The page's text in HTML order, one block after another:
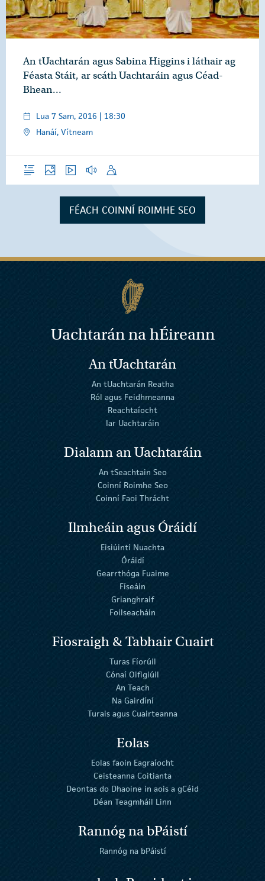
An tUachtarán agus Sabina Higgins i láthair ag
Féasta Stáit, ar scáth Uachtaráin agus Céad-
Bhean…
Lua 7 Sam, 2016 | 18:30
Hanáí, Vítneam
ForléargasGrianghraif
Físeáin Gearrthóga Fuaime
Óraid
FÉACH COINNÍ ROIMHE SEO
Uachtarán nahÉireann
An tUachtarán
An tUachtarán Reatha
Ról agus Feidhmeanna
Reachtaíocht
Iar Uachtaráin
Dialann an Uachtaráin
An tSeachtain Seo
Coinní Roimhe Seo
Coinní Faoi Thrácht
Ilmheáin agus Óráidí
Eisiúintí Nuachta
Óráidí
Gearrthóga Fuaime
Físeáin
Grianghraif
Foilseacháin
Fiosraigh & Tabhair Cuairt
Turas Fíorúil
Cónaí Oifigiúil
An Teach
Na Gairdíní
Turais agus Cuairteanna
Eolas
Eolas faoin Eagraíocht
Ceisteanna Coitianta
Deontas do Dhaoine in aois a gCéid
Déan Teagmháil Linn
Rannóg na bPáistí
Rannóg na bPáistí